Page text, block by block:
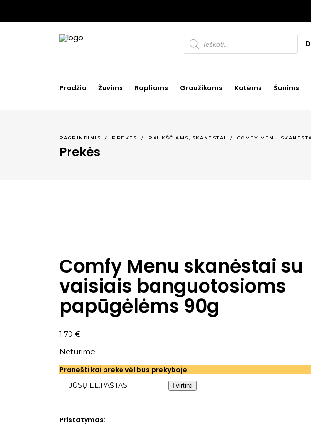
Products
search
Pradžia Žuvims Ropliams Graužikams Katėms Šunims
PAGRINDINIS / PREKĖS / PAUKŠČIAMS, SKANĖSTAI / COMFY MENU
Prekės
Comfy Menu skanėstai su
vaisiais banguotosioms
papūgėlėms 90g
1.70 €
Neturime
Pranešti kai prekė vėl bus prekyboje
Tvirtinti
Pristatymas: